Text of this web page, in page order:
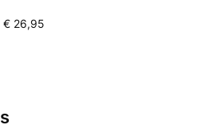
€ 26,95